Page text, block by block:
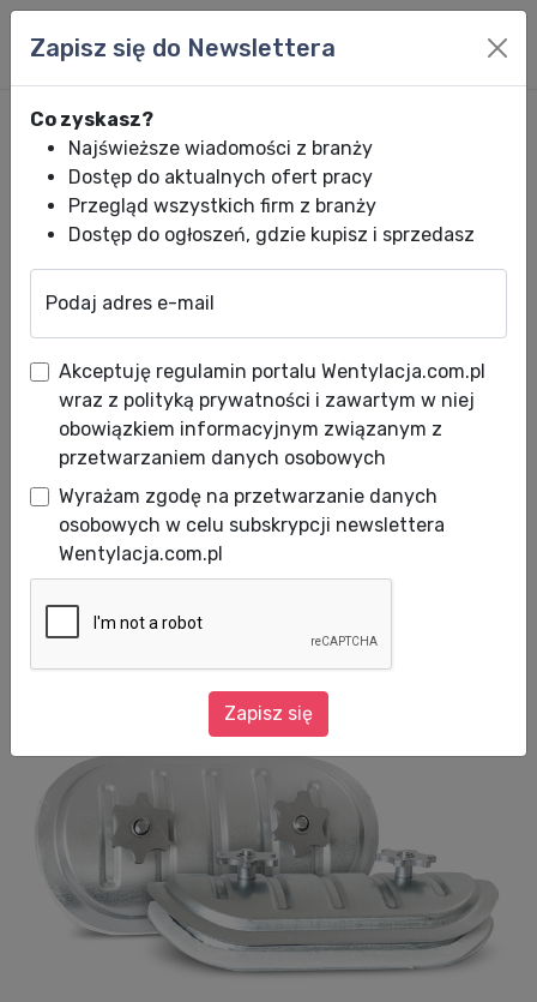
NOWOŚĆ - Klapy rewizyjne do
instalacji wentylacyjnych
wysokotemperaturowych
Data publikacji: 19.10.2021
Nowość od ALNOR! Klapy rewizyjne do
wysokotemperaturowych.
Zapisz się do Newslettera
Co zyskasz?
Najświeższe wiadomości z branży
Dostęp do aktualnych ofert pracy
Przegląd wszystkich firm z branży
Dostęp do ogłoszeń, gdzie kupisz i sprzedasz
Podaj adres e-mail
Akceptuję regulamin portalu Wentylacja.com.pl
wraz z polityką prywatności i zawartym w niej
obowiązkiem informacyjnym związanym z
przetwarzaniem danych osobowych
Wyrażam zgodę na przetwarzanie danych
osobowych w celu subskrypcji newslettera
Wentylacja.com.pl
Zapisz się